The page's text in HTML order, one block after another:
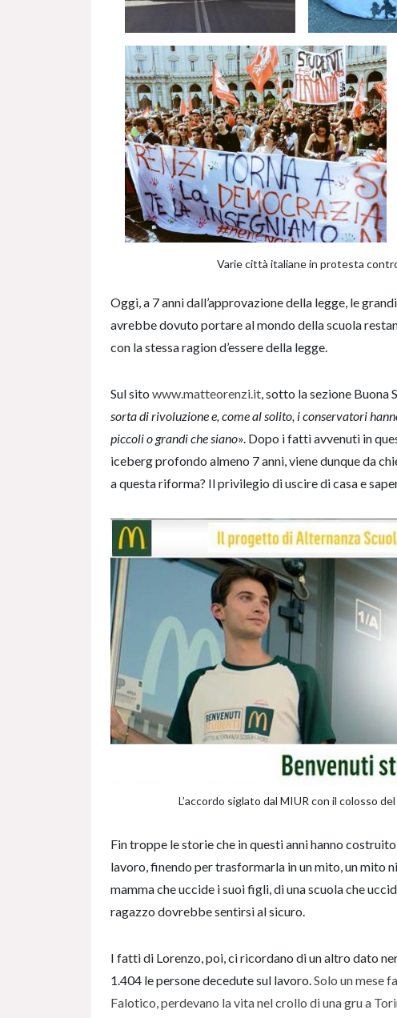
Varie città italiane in protesta
Oggi, a 7 anni dall’approvazione della legge, le
avrebbe dovuto portare al mondo della scuola
con la stessa ragion d’essere della legge.
Sul sito www.matteorenzi.it , sotto la sezione Buona
sorta di rivoluzione e, come al solito, i conservatori
piccoli o grandi che siano». Dopo i fatti avvenuti in
iceberg profondo almeno 7 anni, viene dunque da
a questa riforma? Il privilegio di uscire di casa e
L’accordo siglato dal MIUR con il colosso
Fin troppe le storie che in questi anni hanno
lavoro, finendo per trasformarla in un mito, un mito
mamma che uccide i suoi figli, di una scuola che
ragazzo dovrebbe sentirsi al sicuro.
I fatti di Lorenzo, poi, ci ricordano di un altro dato
1.404 le persone decedute sul lavoro. Solo un mese
Falotico, perdevano la vita nel crollo di una gru a